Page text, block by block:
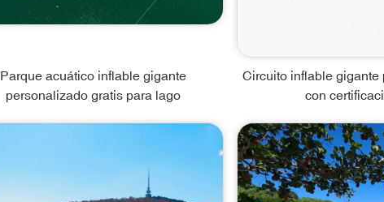
Parque acuático inflable gigante
personalizado gratis para lago
Circuito inflable gigante
con